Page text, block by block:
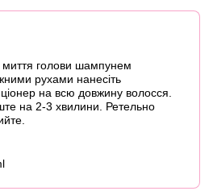
миття голови шампунем
рухами нанесіть
на всю довжину волосся.
на 2-3 хвилини. Ретельно